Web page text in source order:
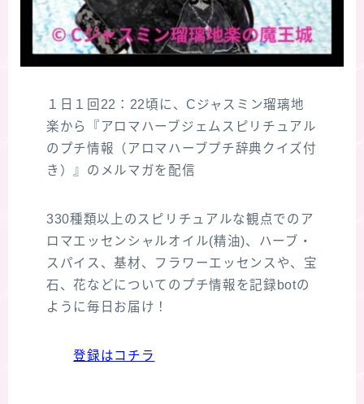
１日１回22：22頃に、Cジャスミン瑠璃地
楽から『アロマハーブジェムスピリチュアル
のプチ情報（アロマハーブプチ辞典クイズ付
き）』のメルマガを配信
330種類以上のスピリチュアルな観点でのア
ロマエッセンシャルオイル(精油)、ハーブ・
スパイス、基材、フラワーエッセンスや、宝
石、花などについてのプチ情報を記録botの
ように毎日お届け！
登録はコチラ